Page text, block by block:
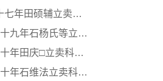
硕辅立卖科田文契
杨氏等立卖科田文契
田庆□立卖科田文契
石维法立卖科田文契